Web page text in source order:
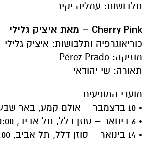
מוזיקה: Pérez Prado
מועדי המופעים
• 10 בדצמבר – אולם קמע, באר שבע, 20:00
• 6 בינואר – סוזן דלל, תל אביב, 20:00
מחיר כרטיס: החל מ־90 ש"ח